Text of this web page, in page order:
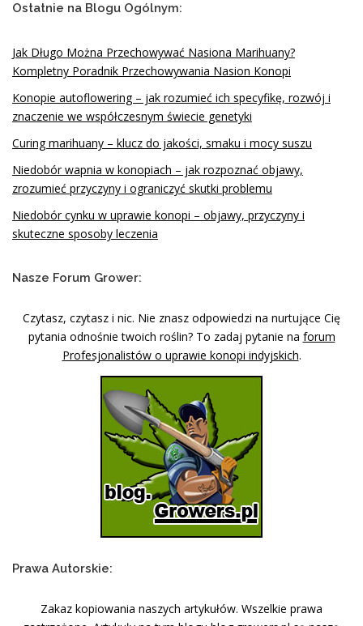
Ostatnie na Blogu Ogólnym:
Jak Długo Można Przechowywać Nasiona Marihuany?
Kompletny Poradnik Przechowywania Nasion Konopi
Konopie autoflowering – jak rozumieć ich specyfikę, rozwój i
znaczenie we współczesnym świecie genetyki
Curing marihuany – klucz do jakości, smaku i mocy suszu
Niedobór wapnia w konopiach – jak rozpoznać objawy,
zrozumieć przyczyny i ograniczyć skutki problemu
Niedobór cynku w uprawie konopi – objawy, przyczyny i
skuteczne sposoby leczenia
Nasze Forum Grower:
Czytasz, czytasz i nic. Nie znasz odpowiedzi na nurtujące Cię
pytania odnośnie twoich roślin? To zadaj pytanie na forum
Profesjonalistów o uprawie konopi indyjskich.
Prawa Autorskie:
Zakaz kopiowania naszych artykułów. Wszelkie prawa